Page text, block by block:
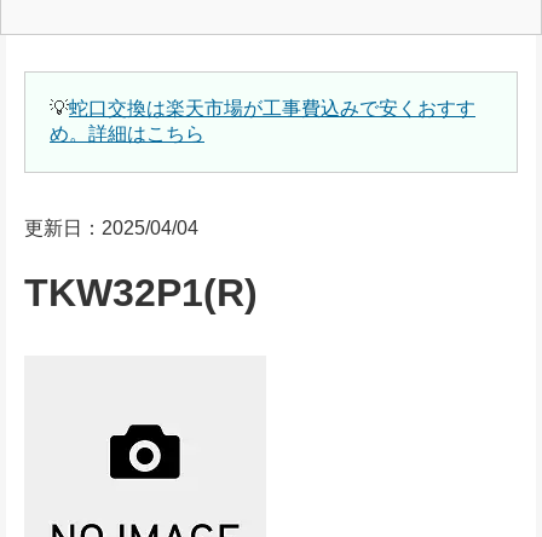
💡蛇口交換は楽天市場が工事費込みで安くおすす
め。詳細はこちら
更新日：2025/04/04
TKW32P1(R)